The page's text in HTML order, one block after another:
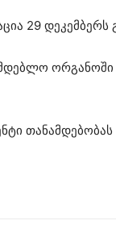
29 დეკემბერს